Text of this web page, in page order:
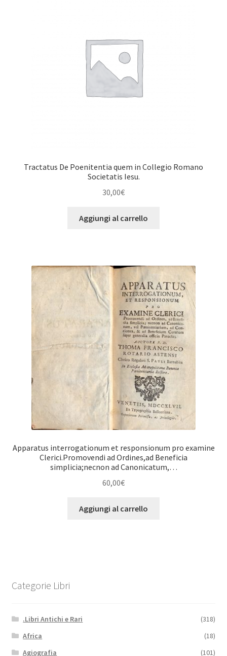
Tractatus De Poenitentia quem in Collegio Romano
Societatis Iesu.
30,00€
Aggiungi al carrello
Apparatus interrogationum et responsionum pro examine
Clerici.Promovendi ad Ordines,ad Beneficia
simplicia;necnon ad Canonicatum,…
60,00€
Aggiungi al carrello
Categorie Libri
.Libri Antichi e Rari
(318)
Africa
(18)
Agiografia
(101)